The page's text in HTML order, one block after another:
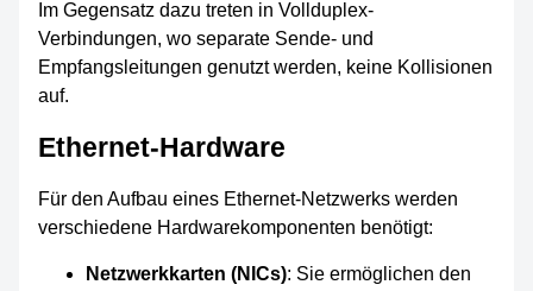
Im Gegensatz dazu treten in Vollduplex-
Verbindungen, wo separate Sende- und
Empfangsleitungen genutzt werden, keine Kollisionen
auf.
Ethernet-Hardware
Für den Aufbau eines Ethernet-Netzwerks werden
verschiedene Hardwarekomponenten benötigt:
Netzwerkkarten (NICs): Sie ermöglichen den